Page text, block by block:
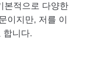
본적으로 다양한
이지만, 저를 이
합니다.